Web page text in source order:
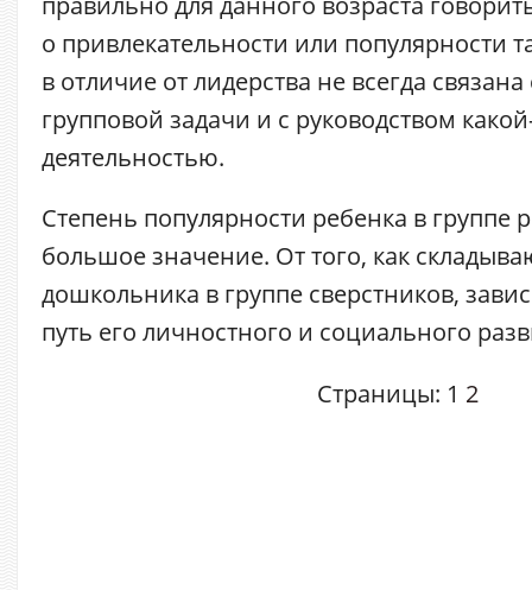
о привлекательности или популярности
в отличие от лидерства не всегда
групповой задачи и с руководством
деятельностью.
Степень популярности ребенка в группе
большое значение. От того, как
дошкольника в группе сверстников,
путь его личностного и социального
Страницы: 1 2